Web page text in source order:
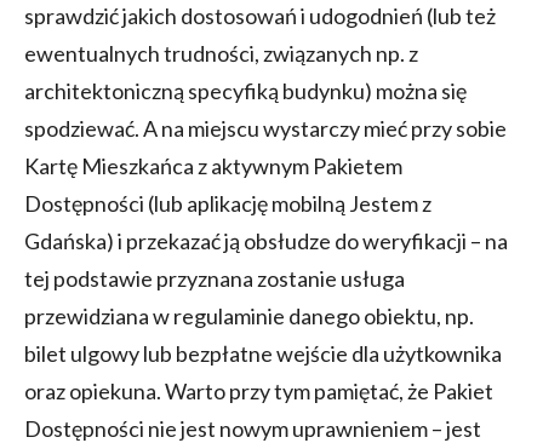
sprawdzić jakich dostosowań i udogodnień (lub też
ewentualnych trudności, związanych np. z
architektoniczną specyfiką budynku) można się
spodziewać. A na miejscu wystarczy mieć przy sobie
Kartę Mieszkańca z aktywnym Pakietem
Dostępności (lub aplikację mobilną Jestem z
Gdańska) i przekazać ją obsłudze do weryfikacji – na
tej podstawie przyznana zostanie usługa
przewidziana w regulaminie danego obiektu, np.
bilet ulgowy lub bezpłatne wejście dla użytkownika
oraz opiekuna. Warto przy tym pamiętać, że Pakiet
Dostępności nie jest nowym uprawnieniem – jest